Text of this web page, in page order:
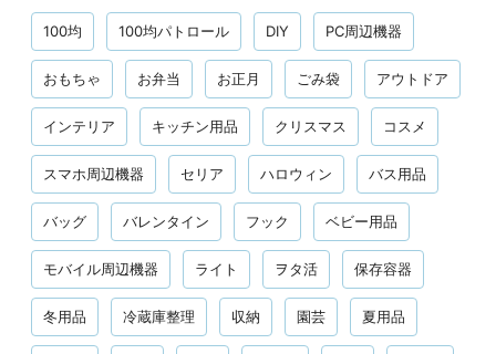
100均 100均パトロール DIY PC周辺機器
おもちゃ お弁当 お正月 ごみ袋 アウトドア
インテリア キッチン用品 クリスマス コスメ
スマホ周辺機器 セリア ハロウィン バス用品
バッグ バレンタイン フック ベビー用品
モバイル周辺機器 ライト ヲタ活 保存容器
冬用品 冷蔵庫整理 収納 園芸 夏用品